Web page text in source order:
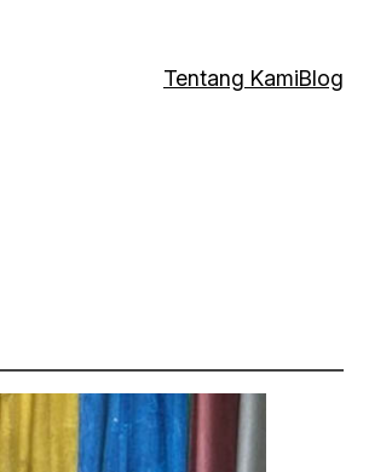
Tentang KamiBlog